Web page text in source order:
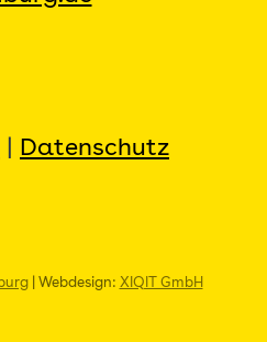
Datenschutz
| Webdesign: XIQIT GmbH